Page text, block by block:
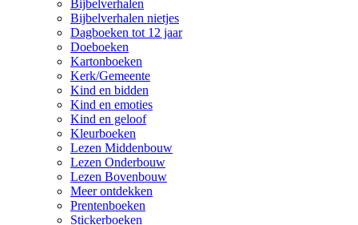
Bijbelverhalen
Bijbelverhalen nietjes
Dagboeken tot 12 jaar
Doeboeken
Kartonboeken
Kerk/Gemeente
Kind en bidden
Kind en emoties
Kind en geloof
Kleurboeken
Lezen Middenbouw
Lezen Onderbouw
Lezen Bovenbouw
Meer ontdekken
Prentenboeken
Stickerboeken